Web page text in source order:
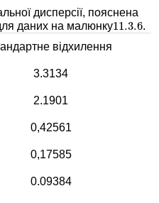
дисперсії, пояснена
даних на малюнку11.3.6
11.3.6.
відхилення
3.3134
2.1901
0,42561
0,17585
0.09384